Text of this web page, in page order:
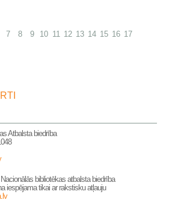
7 8 9 10 11 12 13 14 15 16 17
Atbalsta biedrība
bibliotēkas atbalsta biedrība
iespējama tikai ar rakstisku atļauju